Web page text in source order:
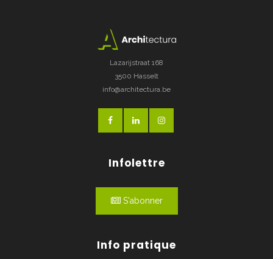
Lazarijstraat 168
3500 Hasselt
info@architectura.be
Infolettre
S'abonner
Info pratique